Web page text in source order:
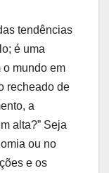
tendências
é uma
⁢o mundo‌ em
recheado de
a
alta?” Seja
ou no
e os⁢